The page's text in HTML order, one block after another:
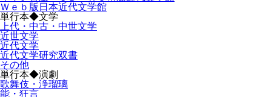
Ｗｅｂ版日本近代文学館
単行本◆文学
上代・中古・中世文学
近世文学
近代文学
近代文学研究双書
その他
単行本◆演劇
歌舞伎・浄瑠璃
能・狂言